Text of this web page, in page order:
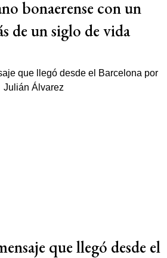
bonaerense con un
de un siglo de vida
que llegó desde el